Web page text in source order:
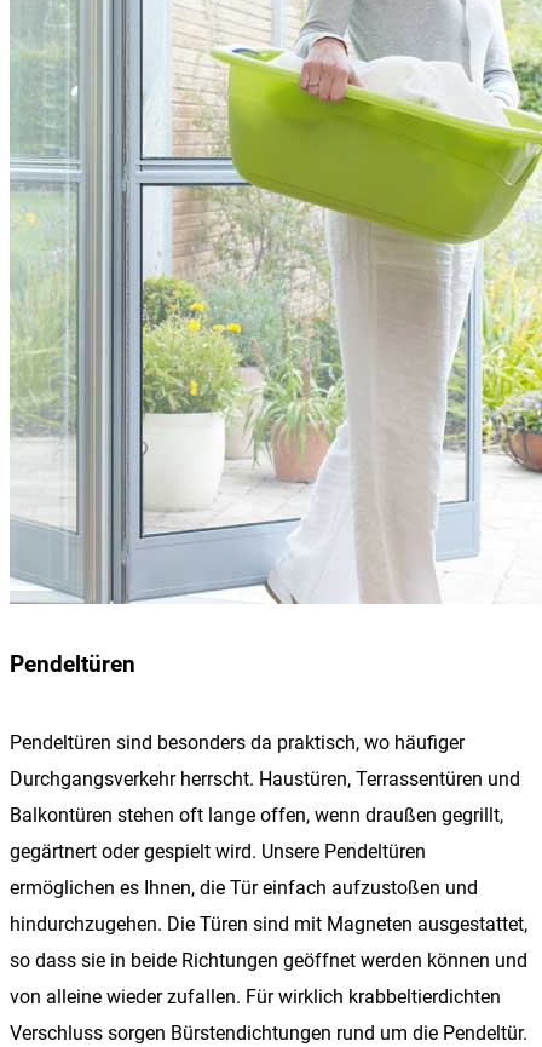
Pendeltüren
Pendeltüren sind besonders da praktisch, wo häufiger
Durchgangsverkehr herrscht. Haustüren, Terrassentüren und
Balkontüren stehen oft lange offen, wenn draußen gegrillt,
gegärtnert oder gespielt wird. Unsere Pendeltüren
ermöglichen es Ihnen, die Tür einfach aufzustoßen und
hindurchzugehen. Die Türen sind mit Magneten ausgestattet,
so dass sie in beide Richtungen geöffnet werden können und
von alleine wieder zufallen. Für wirklich krabbeltierdichten
Verschluss sorgen Bürstendichtungen rund um die Pendeltür.